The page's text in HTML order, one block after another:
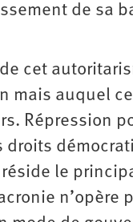
de sa
cet
mais auquel
Répression
droits
le
n’opère